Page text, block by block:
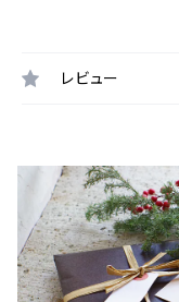
レビュー